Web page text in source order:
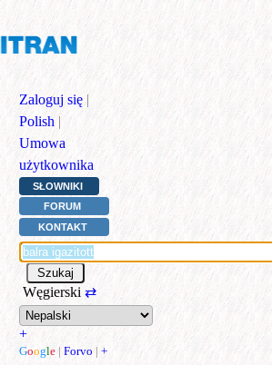
Zaloguj się |
Polish |
Umowa
użytkownika
SŁOWNIKI
FORUM
KONTAKT
Węgierski ⇄
+
Google | Forvo | +